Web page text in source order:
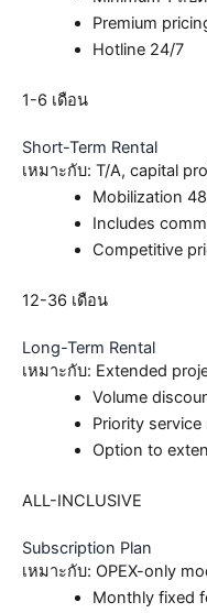
Premium
Hotline 24/7
1-6 เดือน
Short-Term Rental
เหมาะกับ: T/A, capital
Mobilization
Includes
Competitive
12-36 เดือน
Long-Term Rental
เหมาะกับ: Extended
Volume
Priority
Option to
ALL-INCLUSIVE
Subscription Plan
เหมาะกับ: OPEX-only
Monthly fixed